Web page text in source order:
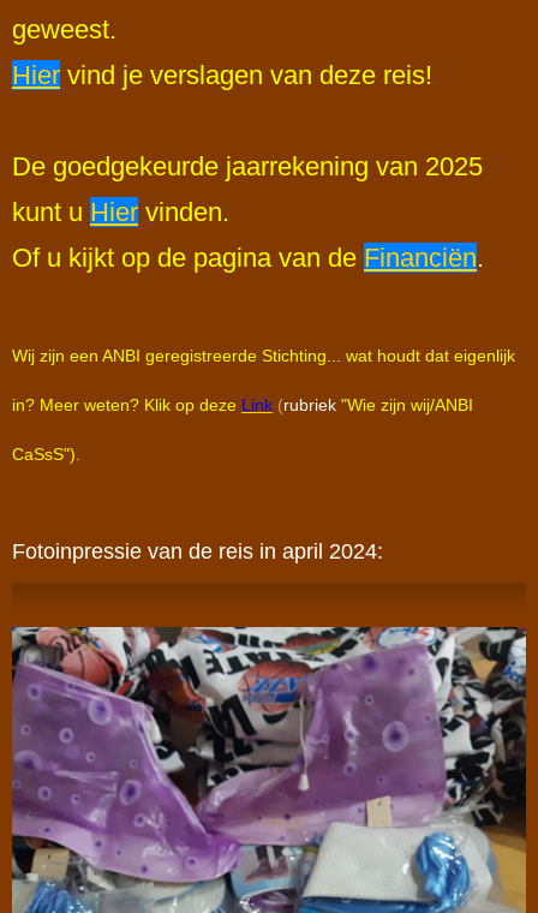
geweest.
Hier vind je verslagen van deze reis!
De goedgekeurde jaarrekening van 2025
kunt u Hier vinden.
Of u kijkt op de pagina van de Financiën.
Wij zijn een ANBI geregistreerde Stichting... wat houdt dat eigenlijk
in? Meer weten? Klik op deze Link (rubriek "Wie zijn wij/ANBI
CaSsS").
Fotoinpressie van de reis in april 2024: